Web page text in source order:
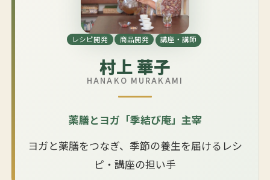
レシピ開発 商品開発 講座・講師
村上 華子
HANAKO MURAKAMI
薬膳とヨガ「季結び庵」主宰
ヨガと薬膳をつなぎ、季節の養生を届けるレシ
ピ・講座の担い手